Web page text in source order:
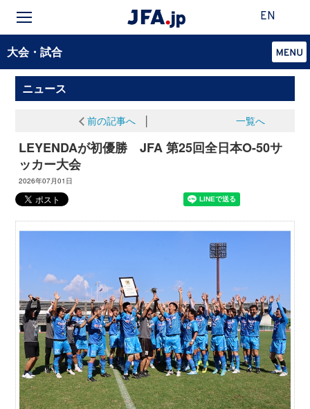
EN
大会・試合
ニュース
前の記事へ│ 一覧へ
LEYENDAが初優勝 JFA 第25回全日本O-50サ
ッカー大会
2026年07月01日